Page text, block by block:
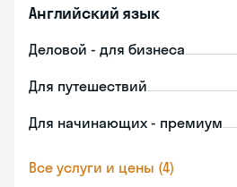
Английский язык
Деловой - для бизнеса
Для путешествий
Для начинающих - премиум
Все услуги и цены (4)